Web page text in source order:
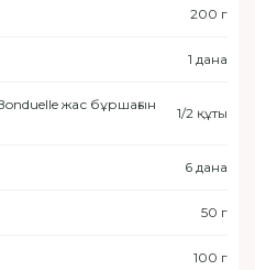
200 г
1 дана
жас бұршағын
1/2 құты
6 дана
50 г
100 г